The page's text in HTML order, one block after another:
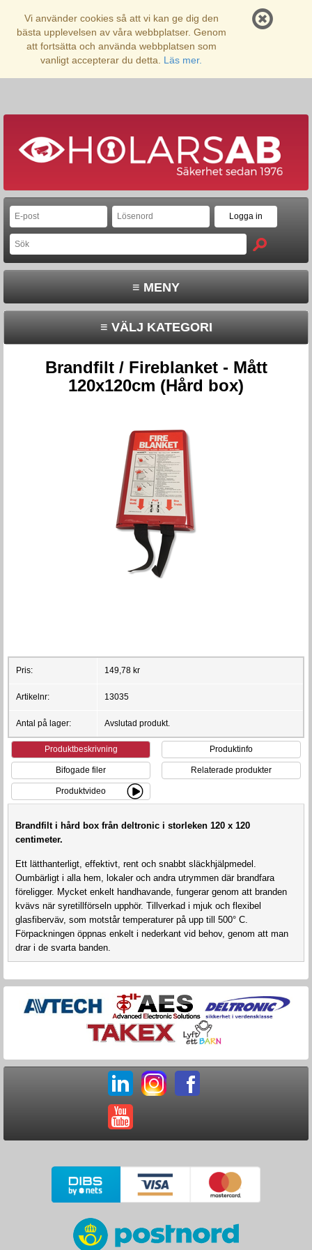
Vi använder cookies så att vi kan ge dig den
bästa upplevelsen av våra webbplatser. Genom
att fortsätta och använda webbplatsen som
vanligt accepterar du detta. Läs mer.
≡ MENY
≡ VÄLJ KATEGORI
Brandfilt / Fireblanket - Mått
120x120cm (Hård box)
Pris: 149,78 kr
Artikelnr: 13035
Antal på lager: Avslutad produkt.
Produktbeskrivning Produktinfo
Bifogade filer Relaterade produkter
Produktvideo
Brandfilt i hård box från deltronic i storleken 120 x 120
centimeter.
Ett lätthanterligt, effektivt, rent och snabbt släckhjälpmedel.
Oumbärligt i alla hem, lokaler och andra utrymmen där brandfara
föreligger. Mycket enkelt handhavande, fungerar genom att branden
kvävs när syretillförseln upphör. Tillverkad i mjuk och flexibel
glasfiberväv, som motstår temperaturer på upp till 500° C.
Förpackningen öppnas enkelt i nederkant vid behov, genom att man
drar i de svarta banden.